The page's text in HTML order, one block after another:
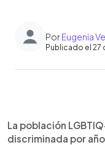
PorEugenia
Publicado el 27
► Escuchar
La población
discriminada por